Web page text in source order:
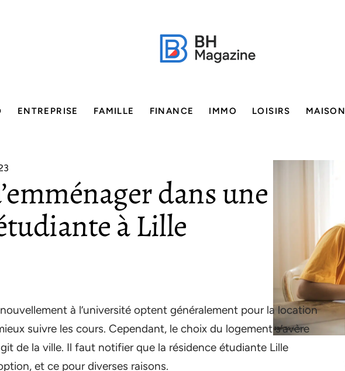
ENTREPRISE FAMILLE FINANCE IMMO LOISIRS MAISON
dans une
à Lille
à l’université optent généralement pour la location
suivre les cours. Cependant, le choix du logement s’avère
de la ville. Il faut notifier que la résidence étudiante Lille
et ce pour diverses raisons.